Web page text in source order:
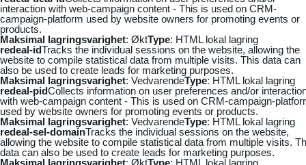
interaction with web-campaign content - This is used on CRM-
campaign-platform used by website owners for promoting events or
products.
Maksimal lagringsvarighet: ØktType: HTML lokal lagring
redeal-idTracks the individual sessions on the website, allowing the
website to compile statistical data from multiple visits. This data can
also be used to create leads for marketing purposes.
Maksimal lagringsvarighet: VedvarendeType: HTML lokal lagring
redeal-pidCollects information on user preferences and/or
with web-campaign content - This is used on CRM-campaign-
used by website owners for promoting events or products.
Maksimal lagringsvarighet: VedvarendeType: HTML lokal lagring
redeal-sel-domainTracks the individual sessions on the website,
allowing the website to compile statistical data from multiple visits.
data can also be used to create leads for marketing purposes.
Maksimal lagringsvarighet: ØktType: HTML lokal lagring